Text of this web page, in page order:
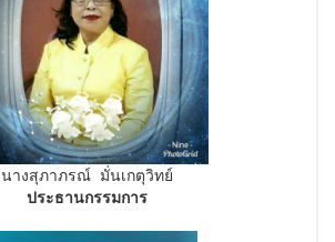
นางสุภาภรณ์ มั่นเกตุวิทย์
ประธานกรรมการ